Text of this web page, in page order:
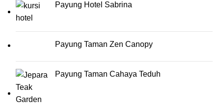
Payung Hotel Sabrina
Payung Taman Zen Canopy
Payung Taman Cahaya Teduh